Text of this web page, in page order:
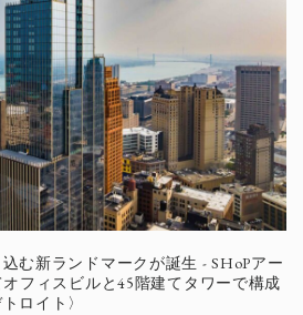
む新ランドマークが誕生 - SHoPアー
フィスビルと45階建てタワーで構成
ロイト〉